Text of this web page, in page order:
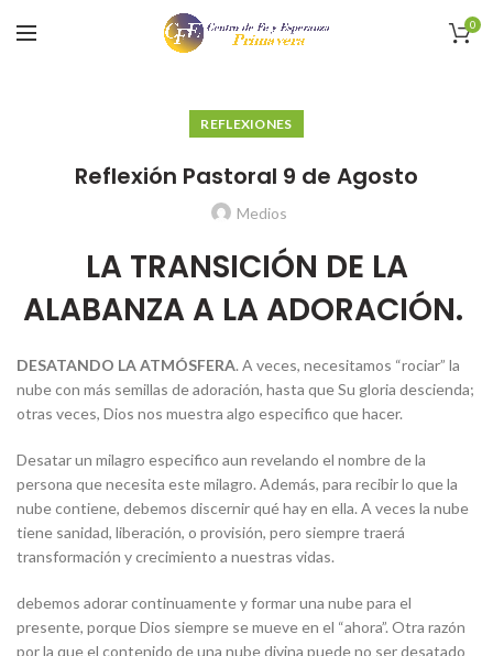
0
REFLEXIONES
Reflexión Pastoral 9 de Agosto
Medios
LA TRANSICIÓN DE LA
ALABANZA A LA ADORACIÓN.
DESATANDO LA ATMÓSFERA. A veces, necesitamos “rociar” la
nube con más semillas de adoración, hasta que Su gloria descienda;
otras veces, Dios nos muestra algo especifico que hacer.
Desatar un milagro especifico aun revelando el nombre de la
persona que necesita este milagro. Además, para recibir lo que la
nube contiene, debemos discernir qué hay en ella. A veces la nube
tiene sanidad, liberación, o provisión, pero siempre traerá
transformación y crecimiento a nuestras vidas.
debemos adorar continuamente y formar una nube para el
presente, porque Dios siempre se mueve en el “ahora”. Otra razón
por la que el contenido de una nube divina puede no ser desatado